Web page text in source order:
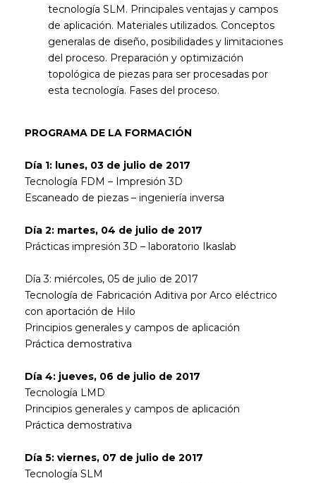
tecnología SLM. Principales ventajas y campos
de aplicación. Materiales utilizados. Conceptos
generalas de diseño, posibilidades y limitaciones
del proceso. Preparación y optimización
topológica de piezas para ser procesadas por
esta tecnología. Fases del proceso.
PROGRAMA DE LA FORMACIÓN
Día 1: lunes, 03 de julio de 2017
Tecnología FDM – Impresión 3D
Escaneado de piezas – ingeniería inversa
Día 2: martes, 04 de julio de 2017
Prácticas impresión 3D – laboratorio Ikaslab
Día 3: miércoles, 05 de julio de 2017
Tecnología de Fabricación Aditiva por Arco eléctrico
con aportación de Hilo
Principios generales y campos de aplicación
Práctica demostrativa
Día 4: jueves, 06 de julio de 2017
Tecnología LMD
Principios generales y campos de aplicación
Práctica demostrativa
Día 5: viernes, 07 de julio de 2017
Tecnología SLM